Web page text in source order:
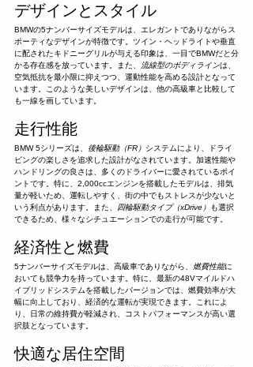
デザインとスタイル
BMWの5ナンバーサイズモデルは、エレガントでありながらス
ポーティなデザインが特徴です。ツイン・ヘッドライトや垂直
に配されたキドニーグリルが与える印象は、一目でBMWだと分
かる存在感を放っています。また、 流線型のボディラインは、
空気抵抗を最小限に抑えつつ、運動性能を高める設計となって
います。このような美しいデザインは、他の高級車と比較して
も一線を画しています。
走行性能
BMW 5シリーズは、 後輪駆動（FR） システムにより、ドライ
ビングの楽しさを追求した設計がなされています。加速性能や
ハンドリングの良さは、多くのドライバーに愛されているポイ
ントです。特に、2,000ccエンジンを搭載したモデルは、排気
量が軽いため、運転しやすく、街の中でもストレスが少ないと
いう利点があります。また、 四輪駆動タイプ（xDrive）
も選択
できるため、様々なシチュエーションでの走行が可能です。
経済性と燃費
5ナンバーサイズモデルは、高級車でありながら、 燃費性能に
おいても競争力を持っています。特に、最新の48Vマイルドハ
イブリッドシステムを搭載したバージョンでは、燃費効率が大
幅に向上しており、経済的な運転が実現できます。これによ
り、日常の維持費が軽減され、コストパフォーマンスが高い選
択肢となっています。
快適な居住空間